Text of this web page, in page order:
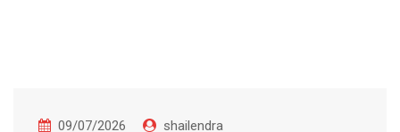
09/07/2026 shailendra